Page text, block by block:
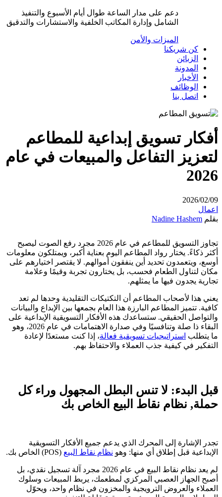
دعم على مدار الساعة طوال أيام الأسبوع والتنفيذ
الشامل وإدارة المكاتب الخلفية والاستشارات والتدقيق
الميزات والأمن
كن شريكنا
الزبائن
المدونة
الأخبار
الوظائف
اتصل بنا
أفكار تسويق إبداعية للمطاعم
لتعزيز التفاعل والمبيعات في عام
2026
2026/02/09
اعمال
بقلم Nadine Hashem
تجاوز التسويق للمطاعم في عام 2026 مجرد رفع الصوت ليصبح
أكثر ذكاءً. يختار رواد المطاعم اليوم بعناية أكبر، ويمتلكون معلومات
أوسع، ويتعمدون تحديد أين ينفقون أموالهم. لا يقتصر اختيارهم على
مكان لتناول الطعام فحسب، بل يختارون تجربة وقيمًا وعلامة
تجارية يجدون فيها ما يمثلهم.
يعني هذا لأصحاب المطاعم أن التكتيكات التقليدية وحدها لم تعد
كافية. تتميز المطاعم البارزة هذا العام بجمعها بين الإبداع والبيانات
والتواصل الحقيقي. ستساعدك هذه الأفكار التسويقية الإبداعية على
البقاء ذا صلة وتنافسيًا وفي صدارة الاهتمامات في عام 2026، وهو
ما يتطلب استراتيجيات تسويقية فعالة، إذا كنت مستعدًا لإعادة
التفكير في كيفية جذب العملاء والاحتفاظ بهم.
قبل البدء: لا تنس البطل المجهول وراء كل
حملة, نظام نقاط البيع الخاص بك
تجدر الإشارة إلى المحرك الذي يدعم جميع الأفكار التسويقية
الإبداعية قبل إطلاق أي منها: وهو نظام نقاط البيع (POS) الخاص بك.
لم يعد نظام نقاط البيع في عام 2026 مجرد آلة تسجيل نقدي، بل
أصبح الجهاز العصبي المركزي لمطعمك، يربط المبيعات وسلوك
العملاء والعروض الترويجية والمخزون في نظام واحد، ويحوّل